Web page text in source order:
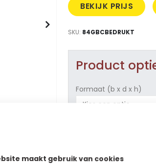
maakt gebruik van cookies
BEKIJK PRIJS
SKU 84GBCBEDRUKT
Product
Formaat (b x d x h)